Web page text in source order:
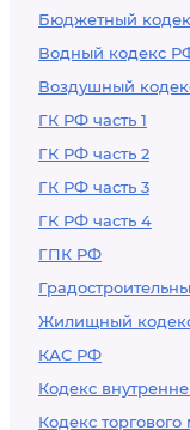
Бюджетный
Водный кодекс
Воздушный
ГК РФ часть 1
ГК РФ часть 2
ГК РФ часть 3
ГК РФ часть 4
ГПК РФ
Жилищный
КАС РФ
Кодекс
Кодекс